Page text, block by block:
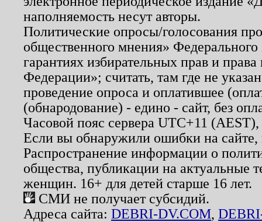
наполняемость несут авторы.
Политические опросы/голосования
общественного мнения»
гарантиях избирательных прав и
Федерации»; считать, там где не
проведение опроса и оплатившее
(обнародование) - едино - сайт, без
Часовой пояс сервера UTC+11
Если вы обнаружили ошибки на
Распространение информации о
общества, публикации на актуальные
женщин. 16+ для детей старше 16 лет.
СМИ не получает субсидий.
Адреса сайта: DEBRI-DV.COM,